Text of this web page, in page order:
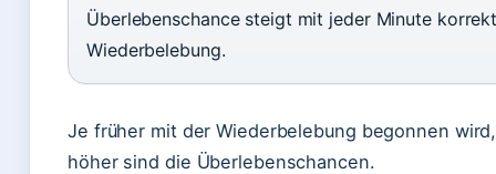
Überlebenschance steigt mit jeder Minute
Wiederbelebung.
Je früher mit der Wiederbelebung begonnen
höher sind die Überlebenschancen.